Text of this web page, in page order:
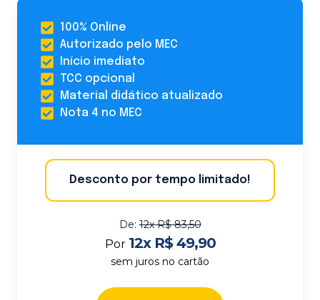
100% Online
Autorizado pelo MEC
Início imediato
TCC opcional
Material didático atualizado
Nota 4 no MEC
Desconto por tempo limitado!
De:12x R$ 83,50
Por 12x R$ 49,90
sem juros no cartão